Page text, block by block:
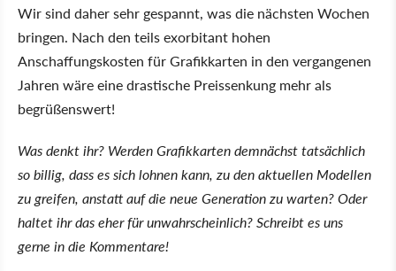
Wir sind daher sehr gespannt, was die nächsten Wochen
bringen. Nach den teils exorbitant hohen
Anschaffungskosten für Grafikkarten in den vergangenen
Jahren wäre eine drastische Preissenkung mehr als
begrüßenswert!
Was denkt ihr? Werden Grafikkarten demnächst tatsächlich
so billig, dass es sich lohnen kann, zu den aktuellen Modellen
zu greifen, anstatt auf die neue Generation zu warten? Oder
haltet ihr das eher für unwahrscheinlich? Schreibt es uns
gerne in die Kommentare!